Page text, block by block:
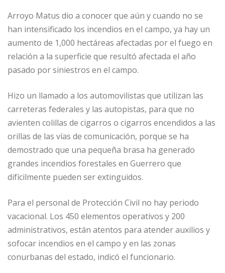
Arroyo Matus dio a conocer que aún y cuando no se
han intensificado los incendios en el campo, ya hay un
aumento de 1,000 hectáreas afectadas por el fuego en
relación a la superficie que resultó afectada el año
pasado por siniestros en el campo.
Hizo un llamado a los automovilistas que utilizan las
carreteras federales y las autopistas, para que no
avienten colillas de cigarros o cigarros encendidos a las
orillas de las vías de comunicación, porque se ha
demostrado que una pequeña brasa ha generado
grandes incendios forestales en Guerrero que
difícilmente pueden ser extinguidos.
Para el personal de Protección Civil no hay periodo
vacacional. Los 450 elementos operativos y 200
administrativos, están atentos para atender auxilios y
sofocar incendios en el campo y en las zonas
conurbanas del estado, indicó el funcionario.